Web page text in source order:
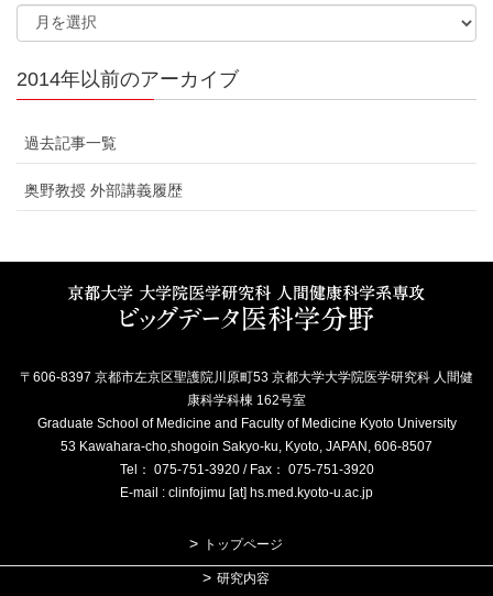
2014年以前のアーカイブ
過去記事一覧
奥野教授 外部講義履歴
〒606-8397 京都市左京区聖護院川原町53 京都大学大学院医学研究科 人間健
康科学科棟 162号室
Graduate School of Medicine and Faculty of Medicine Kyoto University
53 Kawahara-cho,shogoin Sakyo-ku, Kyoto, JAPAN, 606-8507
Tel： 075-751-3920 / Fax： 075-751-3920
E-mail : clinfojimu [at] hs.med.kyoto-u.ac.jp
トップページ
研究内容